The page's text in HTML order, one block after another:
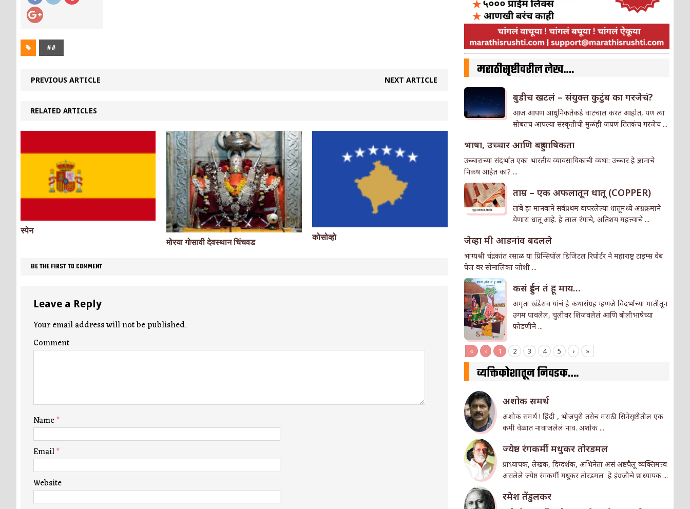
##
PREVIOUS ARTICLE NEXT ARTICLE
RELATED ARTICLES
स्पेन
मोरया गोसावी देवस्थान चिंचवड
कोसोव्हो
BE THE FIRST TO COMMENT
Leave a Reply
Your email address will not be published.
Comment
Name*
Email*
Website
मराठीसृष्टीवरील लेख….
बुडीच खटलं – संयुक्त कुटुंब का गरजेचं?
आज आपण आधुनिकतेकडे वाटचाल करत आहोत, पण त्या
सोबतच आपल्या संस्कृतीची मुळंही जपणं तितकंच गरजेचं ...
भाषा, उच्चार आणि बहुभाषिकता
उच्चाराच्या संदर्भात एका भारतीय व्यावसायिकाची व्यथा: उच्चार हे ज्ञानाचे
निकष आहेत का? ...
ताम्र – एक अफलातून धातू (COPPER)
तांबे हा मानवाने सर्वप्रथम वापरलेल्या धातूंमध्ये अग्रक्रमाने
येणारा धातू आहे. हे लाल रंगाचे, अतिशय महत्त्वाचे ...
जेव्हा मी आडनांव बदलले
भाग्यश्री चंद्रकांत रसाळ या प्रिन्सिपॉल डिजिटल रिपोर्टर ने महाराष्ट्र टाइम्स वेब
पेज वर सोनालिका जोशी ...
कसं हुईन तं हू माय…
अमृता खंडेराव यांचं हे कथासंग्रह म्हणजे विदर्भाच्या मातीतून
उगम पावलेलं, चुलीवर शिजवलेलं आणि बोलीभाषेच्या
फोडणीने ...
« ‹ 1 2 3 4 5 › »
व्यक्तिकोशातून निवडक….
अशोक समर्थ
अशोक समर्थ ! हिंदी , भोजपुरी तसेच मराठी सिनेसृष्टीतील एक
कमी वेळात नावाजलेलं नाव. अशोक ...
ज्येष्ठ रंगकर्मी मधुकर तोरडमल
प्राध्यापक, लेखक, दिग्दर्शक, अभिनेता असं अष्टपैलू व्यक्तिमत्त्व
असलेले ज्येष्ठ रंगकर्मी मधुकर तोरडमल हे इंग्रजीचे प्राध्यापक ...
रमेश तेंडुलकर